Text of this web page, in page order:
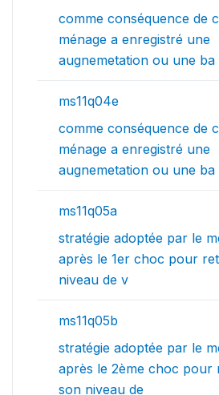
comme conséquence de
ménage a enregistré une
augnemetation ou une ba
ms11q04e
comme conséquence de
ménage a enregistré une
augnemetation ou une ba
ms11q05a
stratégie adoptée par le
après le 1er choc pour
niveau de v
ms11q05b
stratégie adoptée par le
après le 2ème choc pour
son niveau de